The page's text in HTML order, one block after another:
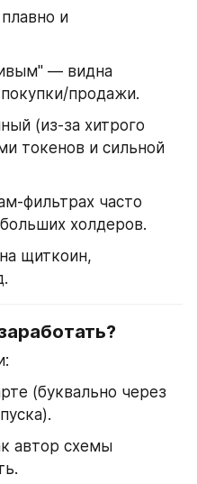
и
— видна
продажи.
(из-за хитрого
токенов и сильной
фильтрах часто
холдеров.
щиткоин,
(буквально через
автор схемы